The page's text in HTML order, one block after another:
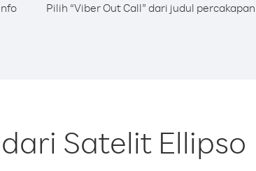
Pilih “Viber Out Call” dari judul percakapan
Satelit Ellipso